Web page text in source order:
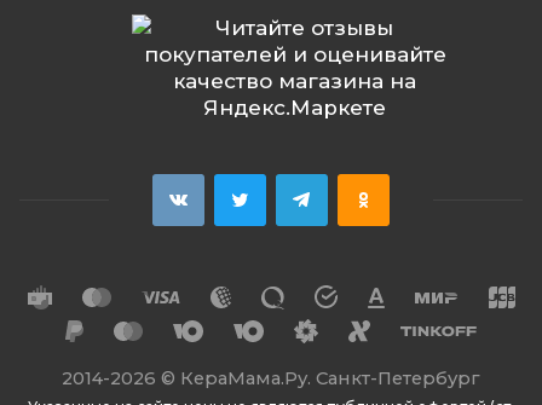
2014-2026 © КераМама.Ру. Санкт-Петербург